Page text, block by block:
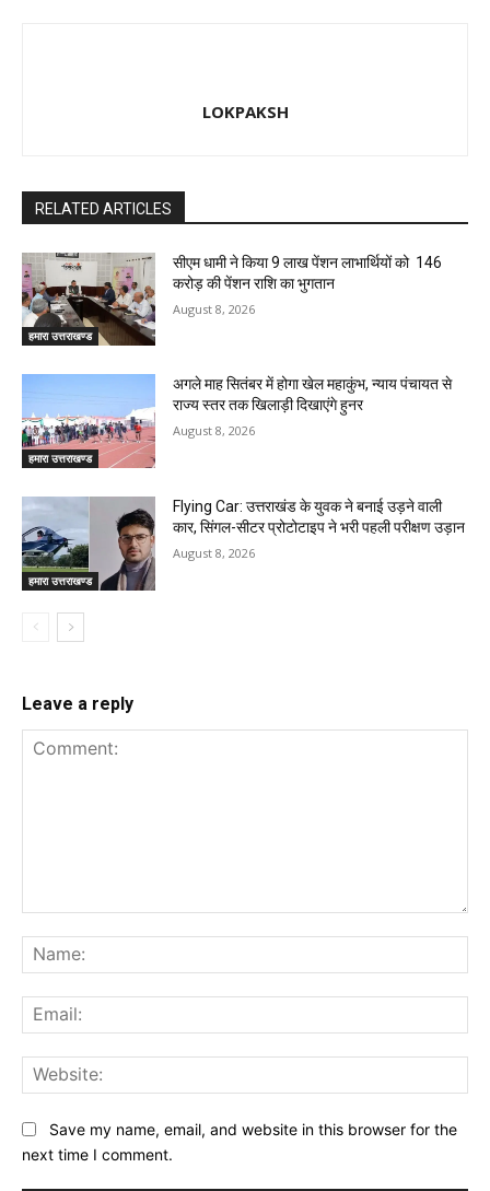
LOKPAKSH
RELATED ARTICLES
हमारा उत्तराखण्ड
सीएम धामी ने किया 9 लाख पेंशन लाभार्थियों को ₹ 146
करोड़ की पेंशन राशि का भुगतान
August 8, 2026
हमारा उत्तराखण्ड
अगले माह सितंबर में होगा खेल महाकुंभ, न्याय पंचायत से
राज्य स्तर तक खिलाड़ी दिखाएंगे हुनर
August 8, 2026
हमारा उत्तराखण्ड
Flying Car: उत्तराखंड के युवक ने बनाई उड़ने वाली
कार, सिंगल-सीटर प्रोटोटाइप ने भरी पहली परीक्षण उड़ान
August 8, 2026
Leave a reply
Save my name, email, and website in this browser for the
next time I comment.